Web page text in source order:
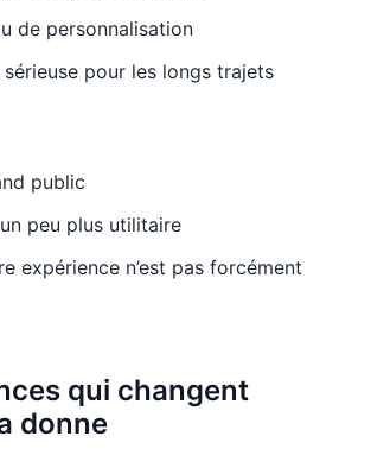
de personnalisation
pour les longs trajets
public
peu plus utilitaire
expérience n’est pas forcément
qui changent
donne